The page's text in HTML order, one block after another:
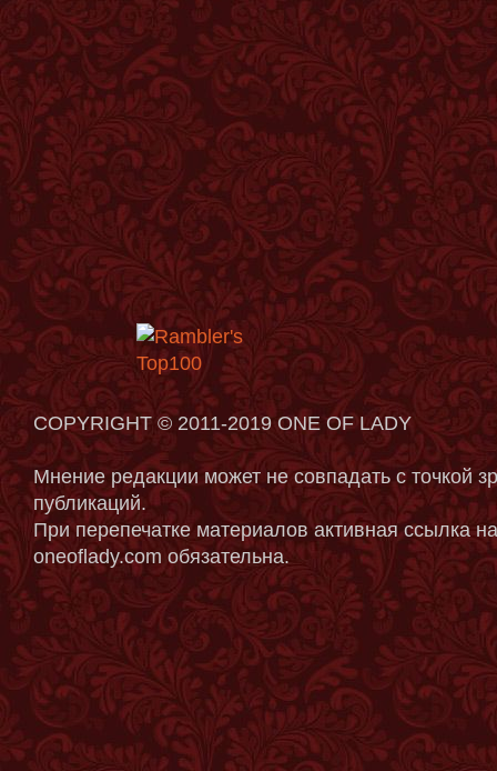
COPYRIGHT © 2011-2019 ONE OF LADY
Мнение редакции может не совпадать с точкой
публикаций.
При перепечатке материалов активная ссылка
oneoflady.com обязательна.